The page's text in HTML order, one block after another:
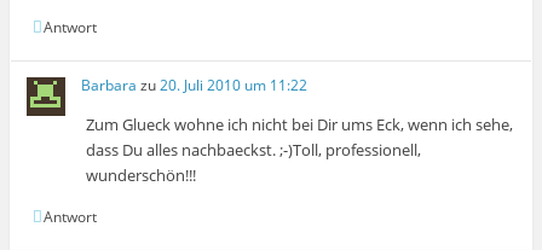
Antwort
Barbara zu20. Juli 2010 um 11:22
Zum Glueck wohne ich nicht bei Dir ums Eck, wenn ich sehe,
dass Du alles nachbaeckst. ;-)Toll, professionell,
wunderschön!!!
Antwort